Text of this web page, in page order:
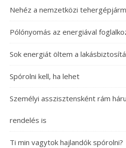
Nehéz a nemzetközi
Pólónyomás az energiával
Sok energiát öltem a
Spórolni kell, ha lehet
Személyi asszisztensként rám
rendelés is
Ti min vagytok hajlandók spórolni?